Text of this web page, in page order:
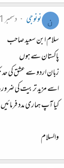
ن نونوجی
دسمبر 1، 2008
سلام ابن سعید صاحب
پاکستان سے ہوں
زبان اردو سے عشق کی
اسے مزید تربیت کی
کیا آپ ہماری مدد
والسلام